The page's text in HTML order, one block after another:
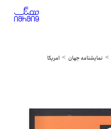
نمایشنامه جهان امریکا